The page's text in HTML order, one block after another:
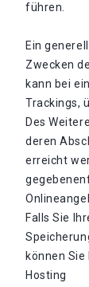
führen.
Ein
Zwecken
kann bei
Trackings,
Des
deren
erreicht
Falls Sie
können
Hosting